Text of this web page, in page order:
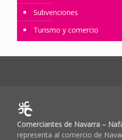
Subvenciones
Turismo y comercio
Comerciantes de Navarra –
representa al comercio de